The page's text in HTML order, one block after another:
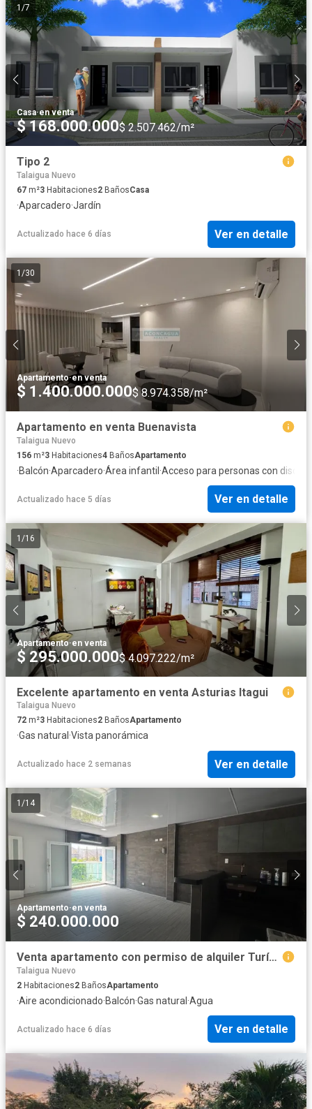
1/7
Casa·en venta
$ 168.000.000$ 2.507.462/m²
Tipo 2
Talaigua Nuevo
67 m²3 Habitaciones2 BañosCasa
·Aparcadero·Jardín
Actualizado hace 6 días Ver en detalle
1 /30
Apartamento·en venta
$ 1.400.000.000$ 8.974.358/m²
Apartamento en venta Buenavista
Talaigua Nuevo
156 m²3 Habitaciones4 BañosApartamento
·Balcón·Aparcadero·Área infantil ·Acceso para personas con
Actualizado hace 5 días Ver en detalle
1 /16
Apartamento·en venta
$ 295.000.000$ 4.097.222/m²
Excelente apartamento en venta Asturias Itagui
Talaigua Nuevo
72 m²3 Habitaciones2 BañosApartamento
·Gas natural ·Vista panorámica
Actualizado hace 2 semanas Ver en detalle
1 /14
Apartamento·en venta
$ 240.000.000
Venta apartamento con permiso de alquiler Turístico en Rodadero Sur
Talaigua Nuevo
2 Habitaciones2 BañosApartamento
·Aire acondicionado·Balcón·Gas natural ·Agua
Actualizado hace 6 días Ver en detalle